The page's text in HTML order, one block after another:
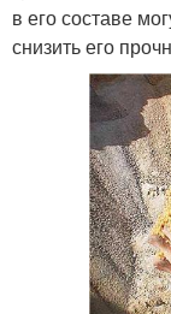
в его составе
снизить его